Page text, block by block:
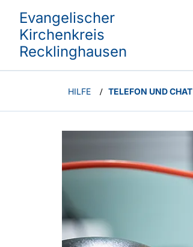
Evangelischer
Kirchenkreis
Recklinghausen
HILFE / TELEFON UND CHAT